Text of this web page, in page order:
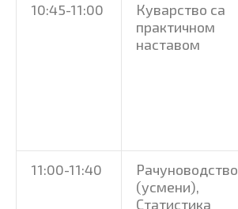
10:45-11:00
Куварство са
практичном
наставом
11:00-11:40
Рачуноводство
(усмени),
Статистика